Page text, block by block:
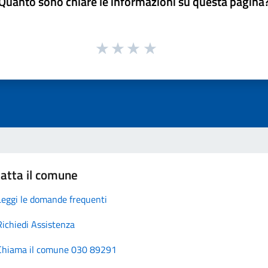
il comune
le domande frequenti
Assistenza
il comune 030 89291